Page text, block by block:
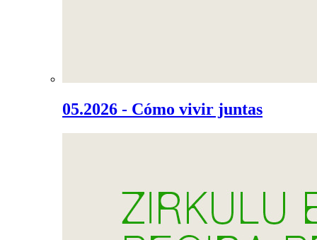
05.2026 - Cómo vivir juntas